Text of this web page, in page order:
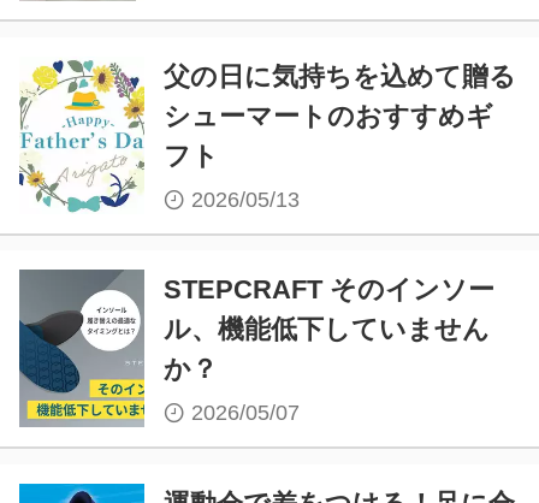
父の日に気持ちを込めて贈る
シューマートのおすすめギ
フト
2026/05/13
STEPCRAFT そのインソー
ル、機能低下していません
か？
2026/05/07